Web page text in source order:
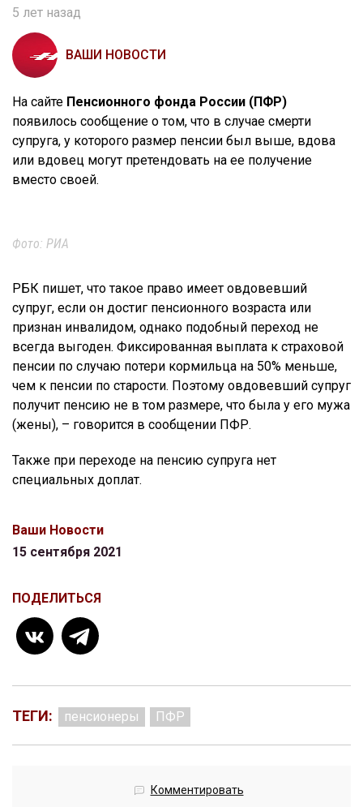
5 лет назад
ВАШИ НОВОСТИ
На сайте Пенсионного фонда России (ПФР)
появилось сообщение о том, что в случае смерти
супруга, у которого размер пенсии был выше, вдова
или вдовец могут претендовать на ее получение
вместо своей.
Фото: РИА
РБК пишет, что такое право имеет овдовевший
супруг, если он достиг пенсионного возраста или
признан инвалидом, однако подобный переход не
всегда выгоден. Фиксированная выплата к страховой
пенсии по случаю потери кормильца на 50% меньше,
чем к пенсии по старости. Поэтому овдовевший супруг
получит пенсию не в том размере, что была у его мужа
(жены), – говорится в сообщении ПФР.
Также при переходе на пенсию супруга нет
специальных доплат.
Ваши Новости
15 сентября 2021
ПОДЕЛИТЬСЯ
ТЕГИ: пенсионеры ПФР
Комментировать